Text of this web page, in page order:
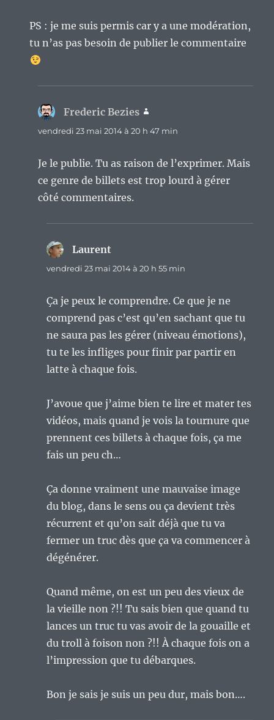
PS : je me suis permis car y a une modération,
tu n’as pas besoin de publier le commentaire
Frederic Bezies
vendredi 23 mai 2014 à 20 h 47 min
Je le publie. Tu as raison de l’exprimer. Mais
ce genre de billets est trop lourd à gérer
côté commentaires.
Laurent
vendredi 23 mai 2014 à 20 h 55 min
Ça je peux le comprendre. Ce que je ne
comprend pas c’est qu’en sachant que tu
ne saura pas les gérer (niveau émotions),
tu te les infliges pour finir par partir en
latte à chaque fois.
J’avoue que j’aime bien te lire et mater tes
vidéos, mais quand je vois la tournure que
prennent ces billets à chaque fois, ça me
fais un peu ch…
Ça donne vraiment une mauvaise image
du blog, dans le sens ou ça devient très
récurrent et qu’on sait déjà que tu va
fermer un truc dès que ça va commencer à
dégénérer.
Quand même, on est un peu des vieux de
la vieille non ?!! Tu sais bien que quand tu
lances un truc tu vas avoir de la gouaille et
du troll à foison non ?!! À chaque fois on a
l’impression que tu débarques.
Bon je sais je suis un peu dur, mais bon….